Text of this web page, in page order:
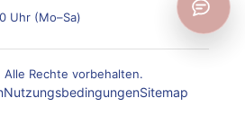
Uhr (Mo–Sa)
Rechte vorbehalten.
NutzungsbedingungenSitemap